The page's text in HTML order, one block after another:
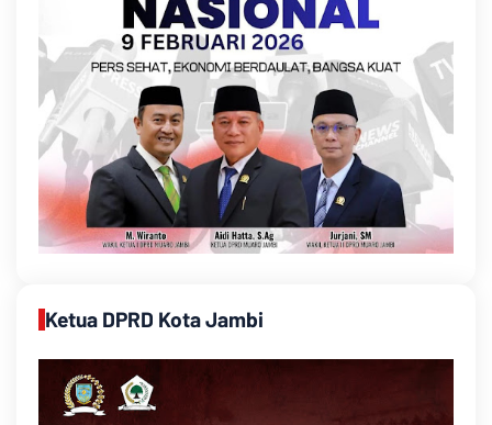
Ketua DPRD Kota Jambi